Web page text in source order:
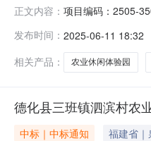
正文内容： 项目编码：2505-
元）：5000项目建
名称：
发布时间： 2025-06-11 18:32
相关产品：
农业休闲体验园
德化县三班镇泗滨村农
中标｜中标通知 福建省